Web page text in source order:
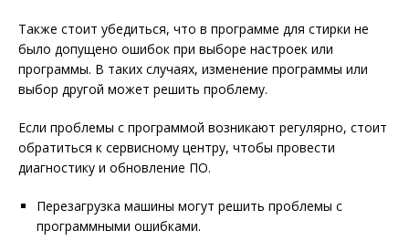
Также стоит убедиться, что в программе для стирки не
было допущено ошибок при выборе настроек или
программы. В таких случаях, изменение программы или
выбор другой может решить проблему.
Если проблемы с программой возникают регулярно, стоит
обратиться к сервисному центру, чтобы провести
диагностику и обновление ПО.
Перезагрузка машины могут решить проблемы с
программными ошибками.